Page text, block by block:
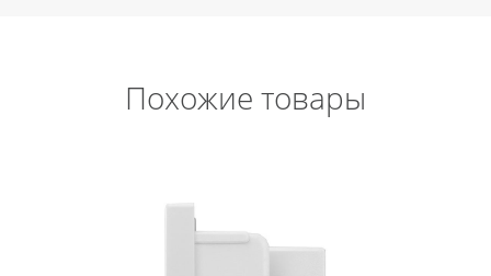
Похожие товары